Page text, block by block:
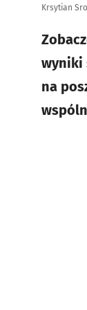
Krsytian
wyniki
na